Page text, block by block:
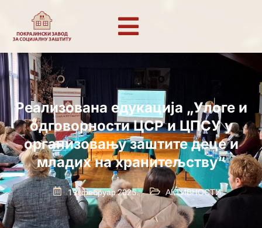
Реализована едукација „Улоге и
одговорности ЦСР и ЦПСУ у
организовању заштите деце и
младих на хранитељству“
19. фебруар 2025. АКТИВНОСТИ